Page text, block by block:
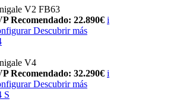
V2 FB63
Recomendado: 22.890€ i
Descubrir más
V4
Recomendado: 32.290€ i
Descubrir más
S